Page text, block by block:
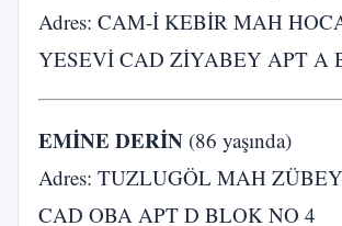
Adres: CAM-İ KEBİR MAH
YESEVİ CAD ZİYABEY APT A
EMİNE DERİN (86 yaşında)
Adres: TUZLUGÖL MAH
CAD OBA APT D BLOK NO 4